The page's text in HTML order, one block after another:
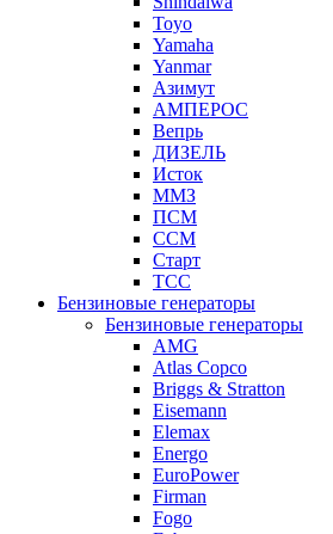
Toyo
Yamaha
Yanmar
Азимут
АМПЕРОС
Вепрь
ДИЗЕЛЬ
Исток
ММЗ
ПСМ
ССМ
Старт
ТСС
Бензиновые генераторы
Бензиновые генераторы
AMG
Atlas Copco
Briggs & Stratton
Eisemann
Elemax
Energo
EuroPower
Firman
Fogo